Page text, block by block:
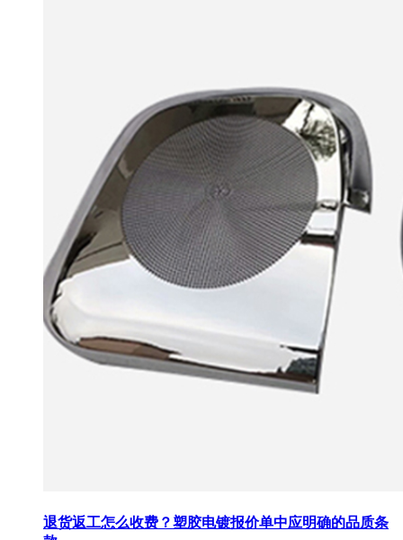
退货返工怎么收费？塑胶电镀报价单中应明确的品质条